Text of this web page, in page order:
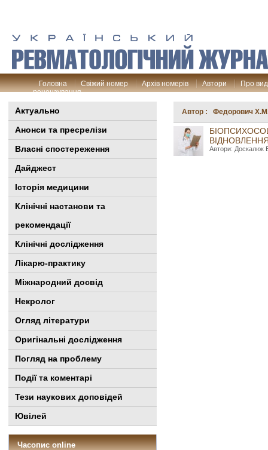
Головна Свіжий номер Архів номерів Автори
Про
рецензування
Актуально
Анонси та пресрелізи
Власні спостереження
Дайджест
Історія медицини
Клінiчні настанови та
рекомендації
Клінічні дослідження
Лікарю-практику
Міжнародний досвід
Некролог
Огляд літератури
Оригінальні дослідження
Погляд на проблему
Події та коментарі
Тези наукових доповідей
Ювілей
Часопис online
Автор : Федорович
Автори: Доскалюк